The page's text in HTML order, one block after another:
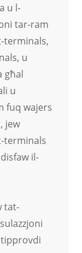
u l-
tar-ram
terminals,
u
għal
u
fuq wajers
jew
terminals
il-
tat-
tipprovdi